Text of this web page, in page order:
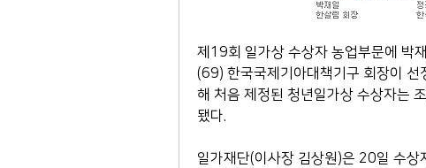
제19회 일가상 수상자 농업부문에 박
(69) 한국국제기아대책기구 회장이
해 처음 제정된 청년일가상 수상자는
됐다.
일가재단(이사장 김상원)은 20일 수